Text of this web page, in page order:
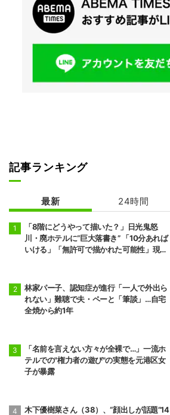
記事ランキング
最新 24時間
「8階にどうやって描いた？」日光鬼怒
川・廃ホテルに“巨大落書き” 「10分あれば
いける」「無許可で描かれた可能性」現役
林家パー子、認知症が進行「一人で外出ら
れない」難聴で夫・ペーと「筆談」…自宅
全焼から約1年
「名前を言えない方々が全裸で…」一流ホ
テルでの"権力者の遊び"の実態を元港区女
子が暴露
木下優樹菜さん（38）、“顔出しが話題”14